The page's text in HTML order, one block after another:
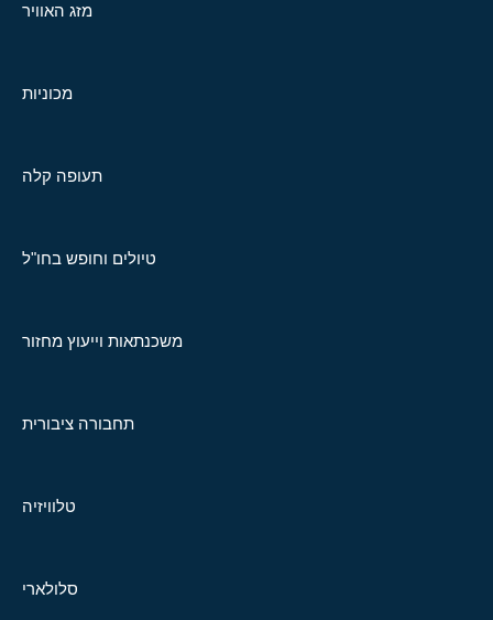
מזג האוויר
מכוניות
תעופה קלה
טיולים וחופש בחו"ל
משכנתאות וייעוץ מחזור
תחבורה ציבורית
טלוויזיה
סלולארי